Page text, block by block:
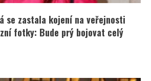
se zastala kojení na veřejnosti
fotky: Bude prý bojovat celý